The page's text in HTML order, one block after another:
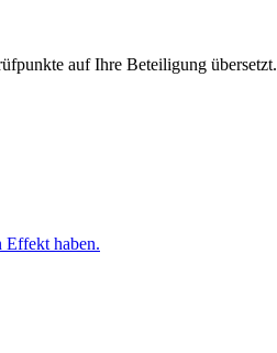
auf Ihre Beteiligung übersetzt.
Effekt haben.